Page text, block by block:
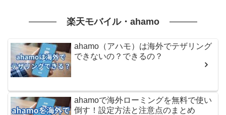
楽天モバイル・ahamo
ahamo（アハモ）は海外でテザリング
できないの？できるの？
ahamoで海外ローミングを無料で使い
倒す！設定方法と注意点のまとめ